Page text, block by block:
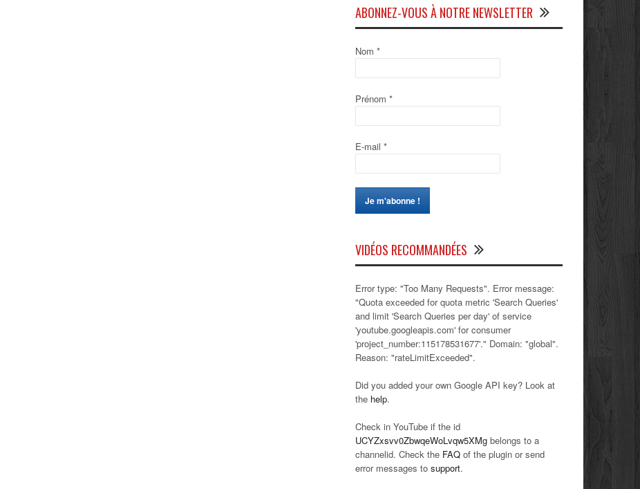
ABONNEZ-VOUS À NOTRE NEWSLETTER
Nom *
Prénom *
E-mail *
VIDÉOS RECOMMANDÉES
Error type: "Too Many Requests". Error message:
"Quota exceeded for quota metric 'Search Queries'
and limit 'Search Queries per day' of service
'youtube.googleapis.com' for consumer
'project_number:115178531677'." Domain: "global".
Reason: "rateLimitExceeded".
Did you added your own Google API key? Look at
the help.
Check in YouTube if the id
UCYZxsvv0ZbwqeWoLvqw5XMg belongs to a
channelid. Check the FAQ of the plugin or send
error messages to support.